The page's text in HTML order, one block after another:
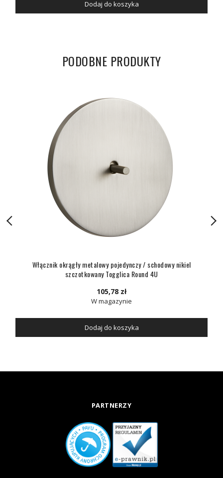
Dodaj do koszyka
PODOBNE PRODUKTY
Włącznik okrągły metalowy pojedynczy / schodowy nikiel
szczotkowany Togglica Round 4U
105,78 zł
W magazynie
Dodaj do koszyka
PARTNERZY